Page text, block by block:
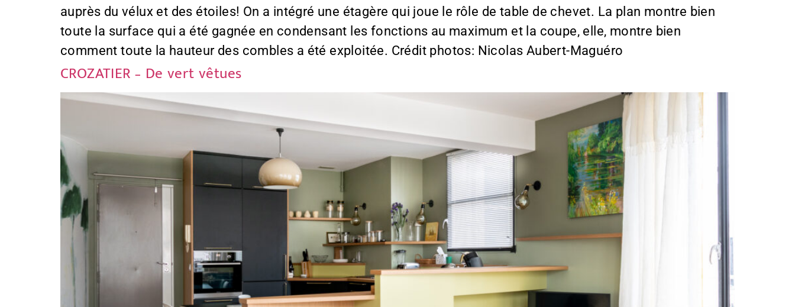
auprès du vélux et des étoiles! On a intégré une étagère qui joue le rôle de table de chevet. La plan montre bien
toute la surface qui a été gagnée en condensant les fonctions au maximum et la coupe, elle, montre bien
comment toute la hauteur des combles a été exploitée. Crédit photos: Nicolas Aubert-Maguéro
CROZATIER – De vert vêtues